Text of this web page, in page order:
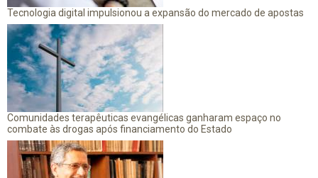
Tecnologia digital impulsionou a expansão do mercado de apostas
Comunidades terapêuticas evangélicas ganharam espaço no
combate às drogas após financiamento do Estado